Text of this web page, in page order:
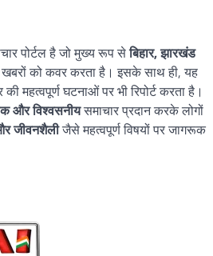
पोर्टल है जो मुख्य रूप सेबिहार, झारखंड
को कवर करता है। इसके साथ ही, यह
महत्वपूर्ण घटनाओं पर भी रिपोर्ट करता है।
और विश्वसनीयसमाचार प्रदान करके लोगों
जीवनशैलीजैसे महत्वपूर्ण विषयों पर जागरूक